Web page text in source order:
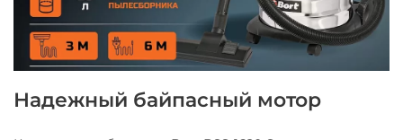
Надежный байпасный мотор